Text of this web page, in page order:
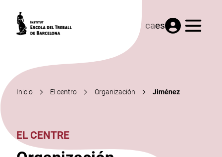
caes Menú
Inicio El centro Organización Jiménez
EL CENTRE